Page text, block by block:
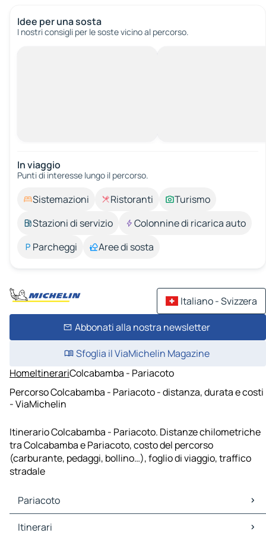
Idee per una sosta
I nostri consigli per le soste vicino al percorso.
In viaggio
Punti di interesse lungo il percorso.
Sistemazioni Ristoranti
Turismo
Stazioni di servizio
Colonnine di ricarica auto
Parcheggi
Aree di sosta
Italiano - Svizzera
Abbonati alla nostra newsletter
Sfoglia il ViaMichelin Magazine
HomeItinerariColcabamba - Pariacoto
Percorso Colcabamba - Pariacoto - distanza, durata e costi
- ViaMichelin
Itinerario Colcabamba - Pariacoto. Distanze chilometriche
tra Colcabamba e Pariacoto, costo del percorso
(carburante, pedaggi, bollino…), foglio di viaggio, traffico
stradale
Pariacoto
Pariacoto Mappe Piantine
Itinerari